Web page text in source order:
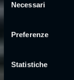
del
consenso
Necessari
Preferenze
Statistiche